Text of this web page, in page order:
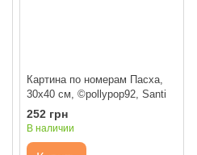
Картина по номерам Пасха,
30х40 см, ©pollypop92, Santi
252 грн
В наличии